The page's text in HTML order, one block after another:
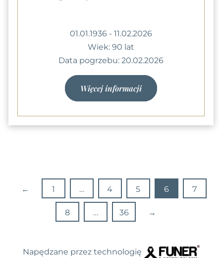
01.01.1936 - 11.02.2026
Wiek: 90 lat
Data pogrzebu: 20.02.2026
Więcej informacji
← 1 … 4 5 6 7
8 … 36 →
Napędzane przez technologię